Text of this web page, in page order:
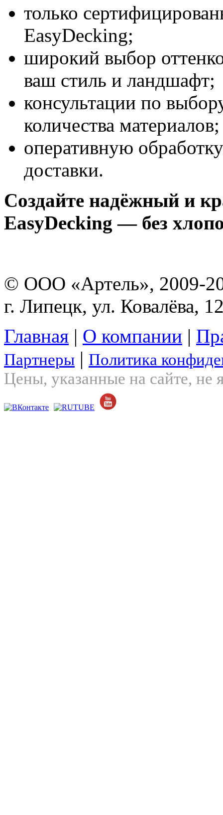
только
EasyDecking;
широкий выбор
ваш стиль и ландшафт;
консультации по
количества материалов;
оперативную
доставки.
Создайте надёжный и
EasyDecking — без
© ООО «Артель», 2009-
г. Липецк, ул. Ковалёва,
Главная | О компании |
Партнеры | Политика
Цены, указанные на сайте, не